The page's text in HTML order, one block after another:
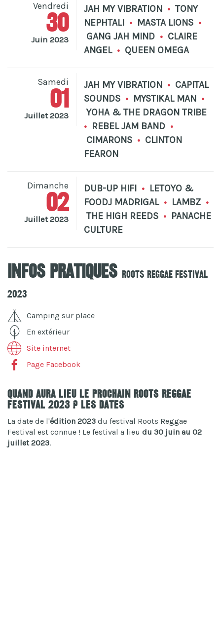
Vendredi
30
Juin 2023
JAH MY VIBRATION • TONY
NEPHTALI • MASTA LIONS •
GANG JAH MIND • CLAIRE
ANGEL • QUEEN OMEGA
Samedi
01
Juillet 2023
JAH MY VIBRATION • CAPITAL
SOUNDS • MYSTIKAL MAN •
YOHA & THE DRAGON TRIBE
• REBEL JAM BAND •
CIMARONS • CLINTON
FEARON
Dimanche
02
Juillet 2023
DUB-UP HIFI • LETOYO &
FOODJ MADRIGAL • LAMBZ •
THE HIGH REEDS • PANACHE
CULTURE
Infos pratiques Roots Reggae Festival
2023
Camping sur place
En extérieur
Site internet
Page Facebook
Quand aura lieu le prochain Roots Reggae
Festival 2023 ? Les dates
La date de l'édition 2023 du festival Roots Reggae
Festival est connue ! Le festival a lieu du 30 juin au 02
juillet 2023.